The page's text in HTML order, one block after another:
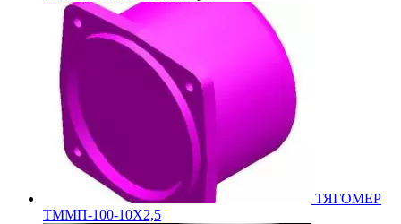
ТЯГОМЕР
ТММП-100-10Х2,5